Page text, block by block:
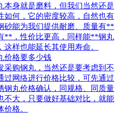
本身就是磨料，但我们当然还是
如何，它的密度较高，自然也有
砂能为我们提供耐磨、质量有**
**，性价比更高，同样能**钢丸
样也能延长其使用寿命。
价格要多少钱
采购钢丸，当然还是要考虑到不
过网络进行价格比较，可先通过
钢丸价格确认，同规格、同质量
不大，只要做好基础对比，就能
格。